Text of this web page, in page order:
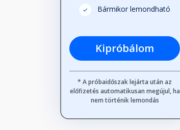
Bármikor lemondható
Kipróbálom
* A próbaidőszak lejárta után az
előfizetés automatikusan megújul, ha
nem történik lemondás